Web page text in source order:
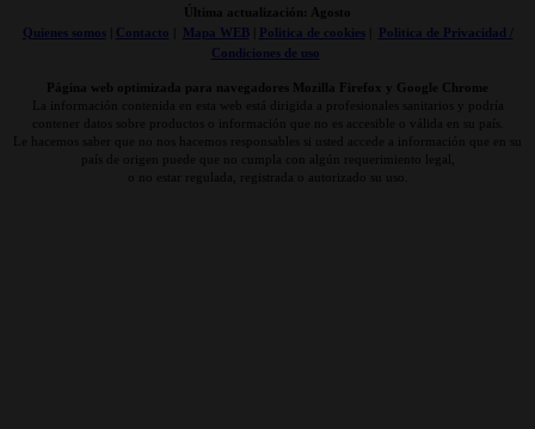
Última actualización: Agosto
Quienes somos| Contacto Mapa WEB| Politica de cookies|
Politica de Privacidad /
Condiciones de uso
Página web optimizada para navegadores Mozilla Firefox y Google Chrome
La información contenida en esta web está dirigida a profesionales sanitarios y podría
contener datos sobre productos o información que no es accesible o válida en su país.
Le hacemos saber que no nos hacemos responsables si usted accede a información que en su
país de origen puede que no cumpla con algún requerimiento legal,
o no estar regulada, registrada o autorizado su uso.